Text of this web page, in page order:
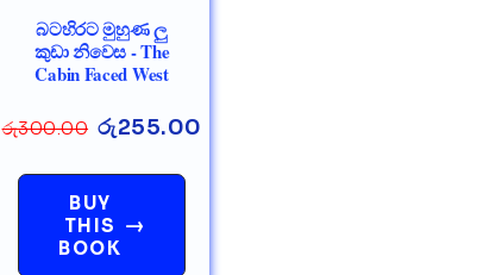
බටහිරට මුහුණ ලු
කුඩා නිවෙස - The
Cabin Faced West
රු300.00 රු255.00
BUY
THIS
BOOK
→